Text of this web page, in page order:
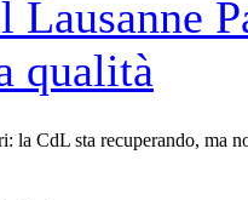
Lausanne
qualità
la CdL sta recuperando, ma